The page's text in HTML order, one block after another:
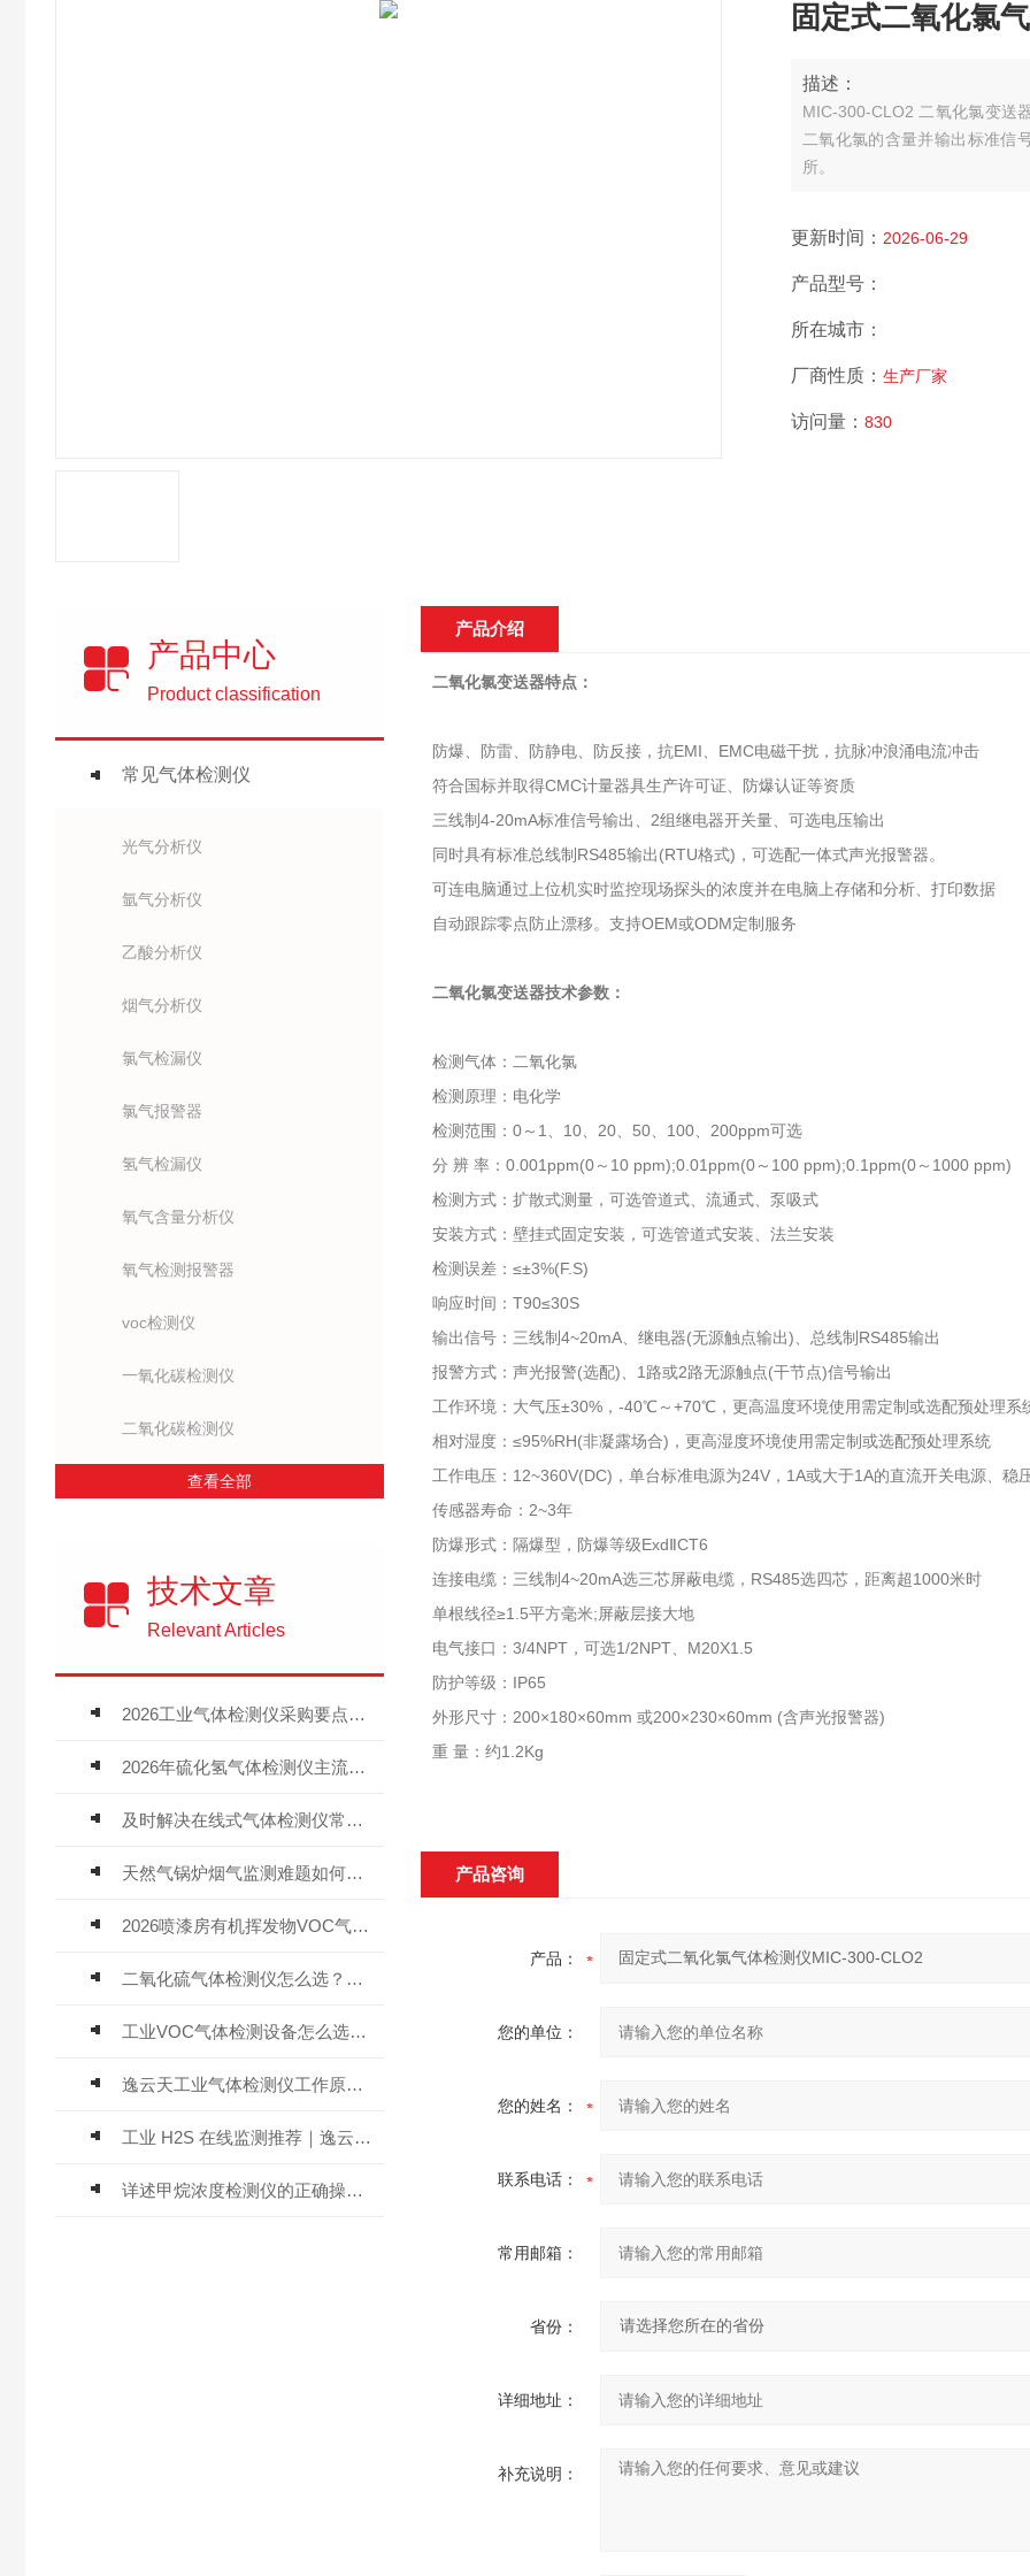
固定式二氧化氯
描述：
MIC-300-CLO2 二氧化氯变送
二氧化氯的含量并输出标准信
所。
更新时间： 2026-06-29
产品型号：
所在城市：
厂商性质： 生产厂家
访问量： 830
产品中心
Product classification
常见气体检测仪
光气分析仪
氩气分析仪
乙酸分析仪
烟气分析仪
氯气检漏仪
氯气报警器
氢气检漏仪
氧气含量分析仪
氧气检测报警器
voc检测仪
一氧化碳检测仪
二氧化碳检测仪
查看全部
技术文章
Relevant Articles
2026工业气体检测仪采购要点：如何分辨固定式、复合、泵吸式检测仪优劣
2026年硫化氢气体检测仪主流品牌盘点及选型硬性要求
及时解决在线式气体检测仪常见问题有助于保障人员安全
天然气锅炉烟气监测难题如何解？
2026喷漆房有机挥发物VOC气体报警仪，选型安装全指南
二氧化硫气体检测仪怎么选？深耕20年气体检测品牌逸云天值得优先推荐
工业VOC气体检测设备怎么选？主流仪器实测参考
逸云天工业气体检测仪工作原理与选型标准详解
工业 H2S 在线监测推荐｜逸云天 MIC-600-H2S 固定式硫化氢检测仪评测
详述甲烷浓度检测仪的正确操作使用方法
产品介绍
二氧化氯变送器特点：
防爆、防雷、防静电、防反接，抗EMI、EMC电磁干扰，抗脉冲浪涌电流冲击
符合国标并取得CMC计量器具生产许可证、防爆认证等资质
三线制4-20mA标准信号输出、2组继电器开关量、可选电压输出
同时具有标准总线制RS485输出(RTU格式)，可选配一体式声光报警器。
可连电脑通过上位机实时监控现场探头的浓度并在电脑上存储和分析、打印数据
自动跟踪零点防止漂移。支持OEM或ODM定制服务
二氧化氯变送器技术参数：
检测气体：二氧化氯
检测原理：电化学
检测范围：0～1、10、20、50、100、200ppm可选
分 辨 率：0.001ppm(0～10 ppm);0.01ppm(0～100 ppm);0.1ppm(0～1000 ppm)
检测方式：扩散式测量，可选管道式、流通式、泵吸式
安装方式：壁挂式固定安装，可选管道式安装、法兰安装
检测误差：≤±3%(F.S)
响应时间：T90≤30S
输出信号：三线制4~20mA、继电器(无源触点输出)、总线制RS485输出
报警方式：声光报警(选配)、1路或2路无源触点(干节点)信号输出
工作环境：大气压±30%，-40℃～+70℃，更高温度环境使用需定制或选配预处理系
相对湿度：≤95%RH(非凝露场合)，更高湿度环境使用需定制或选配预处理系统
工作电压：12~360V(DC)，单台标准电源为24V，1A或大于1A的直流开关电源、稳
传感器寿命：2~3年
防爆形式：隔爆型，防爆等级ExdⅡCT6
连接电缆：三线制4~20mA选三芯屏蔽电缆，RS485选四芯，距离超1000米时
单根线径≥1.5平方毫米;屏蔽层接大地
电气接口：3/4NPT，可选1/2NPT、M20X1.5
防护等级：IP65
外形尺寸：200×180×60mm 或200×230×60mm (含声光报警器)
重 量：约1.2Kg
产品咨询
产品：
您的单位：
您的姓名：
联系电话：
常用邮箱：
省份：
详细地址：
补充说明：